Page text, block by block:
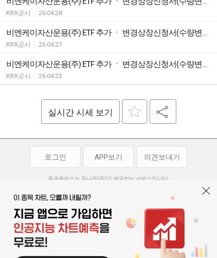
KRX공시 26.04.28
비엔케이자산운용(주) ETF 추가 ㆍ 변경상장신청서(수량변경)(일괄공시)
KRX공시 26.04.27
비엔케이자산운용(주) ETF 추가 ㆍ 변경상장신청서(수량변경)(일괄공시)
KRX공시 26.04.23
실시간 시세 보기
로그인 APP보기 의견보내기
증권플러스는 두나무(주)가 제공하는 서비스입니다.
투자 참고사항이며, 정보 제공 과정에서 오류나 지연이 발생할 수 있습니다.
두나무(주)는 제공된 정보에 의한 투자 결과에 대하여 법적인 책임을
부담하지 않습니다. 본 서비스에서 제공되는 정보의 무단 배포를 금합니다.
이용약관 | 청소년보호정책 개인정보처리방침
기사배열 기본방침 | 고객센터 |
오픈소스 라이선스
서울특별시 서초구 강남대로 369, 15층
사업자 등록번호 119-86-54968